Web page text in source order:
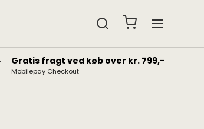
Gratis fragt ved køb over kr. 799,-
Mobilepay Checkout